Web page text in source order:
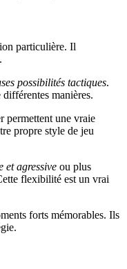
particulière. Il
possibilités tactiques.
manières.
permettent une vraie
propre style de jeu
et agressive ou plus
flexibilité est un vrai
forts mémorables. Ils